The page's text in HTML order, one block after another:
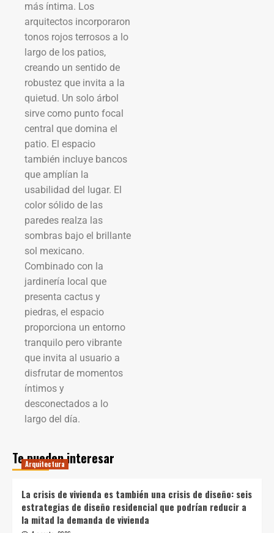
más íntima. Los
arquitectos incorporaron
tonos rojos terrosos a lo
largo de los patios,
creando un sentido de
robustez que invita a la
quietud. Un solo árbol
sirve como punto focal
central que domina el
patio. El espacio
también incluye bancos
que amplían la
usabilidad del lugar. El
color sólido de las
paredes realza las
sombras bajo el brillante
sol mexicano.
Combinado con la
jardinería local que
presenta cactus y
piedras, el espacio
proporciona un entorno
tranquilo pero vibrante
que invita al usuario a
disfrutar de momentos
íntimos y
desconectados a lo
largo del día.
Te pueden interesar
Arquitectura
La crisis de vivienda es también una crisis de diseño: seis
estrategias de diseño residencial que podrían reducir a
la mitad la demanda de vivienda